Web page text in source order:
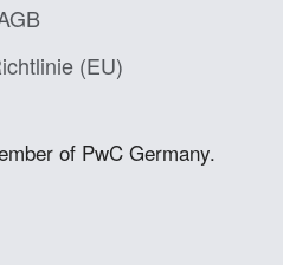
(EU)
of PwC Germany.